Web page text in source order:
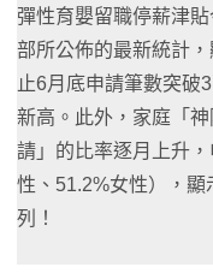
彈性育嬰留職停薪津
部所公佈的最新統計
止6月底申請筆數突破
新高。此外，家庭「
請」的比率逐月上升
性、51.2%女性），
列！